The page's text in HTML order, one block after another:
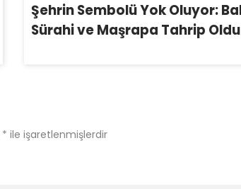
Şehrin Sembolü Yok Oluyor:
Sürahi ve Maşrapa Tahrip Oldu
* ile işaretlenmişlerdir